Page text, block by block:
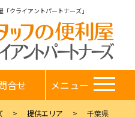
クライアントパートナーズ」
合せ メニュー
提供エリア 千葉県